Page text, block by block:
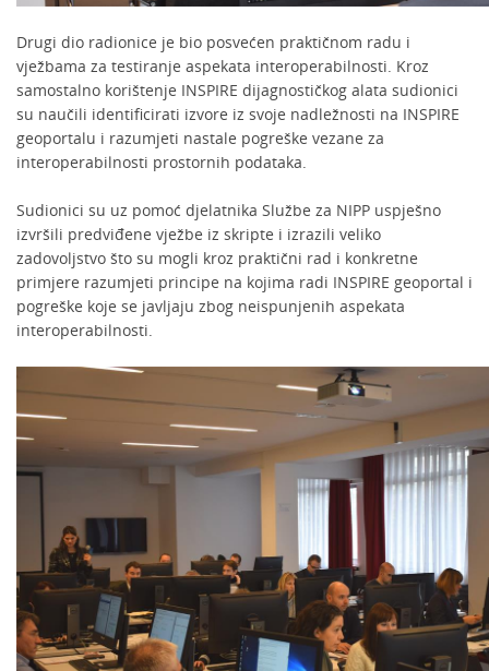
Drugi dio radionice je bio posvećen praktičnom radu i
vježbama za testiranje aspekata interoperabilnosti. Kroz
samostalno korištenje INSPIRE dijagnostičkog alata sudionici
su naučili identificirati izvore iz svoje nadležnosti na INSPIRE
geoportalu i razumjeti nastale pogreške vezane za
interoperabilnosti prostornih podataka.
Sudionici su uz pomoć djelatnika Službe za NIPP uspješno
izvršili predviđene vježbe iz skripte i izrazili veliko
zadovoljstvo što su mogli kroz praktični rad i konkretne
primjere razumjeti principe na kojima radi INSPIRE geoportal i
pogreške koje se javljaju zbog neispunjenih aspekata
interoperabilnosti.